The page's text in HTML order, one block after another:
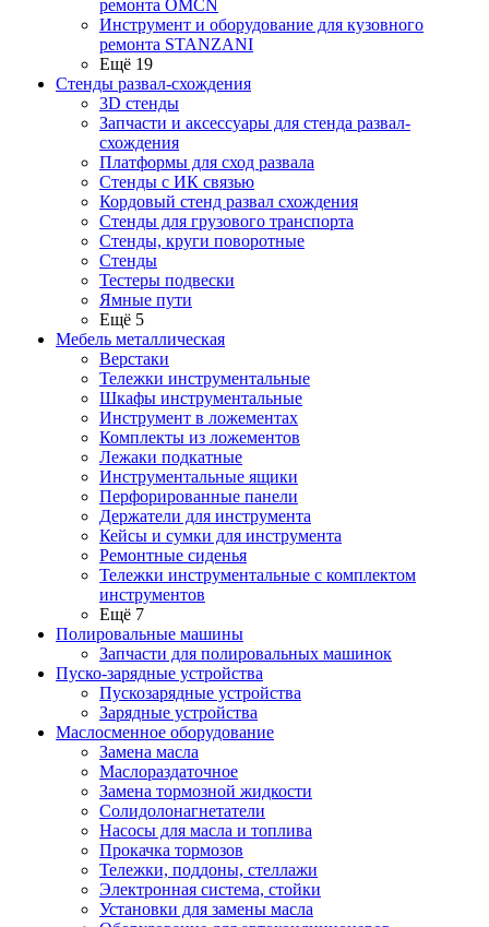
ремонта OMCN
Инструмент и оборудование для кузовного
ремонта STANZANI
Ещё 19
Стенды развал-схождения
3D стенды
Запчасти и аксессуары для стенда развал-
схождения
Платформы для сход развала
Стенды с ИК связью
Кордовый стенд развал схождения
Стенды для грузового транспорта
Стенды, круги поворотные
Стенды
Тестеры подвески
Ямные пути
Ещё 5
Мебель металлическая
Верстаки
Тележки инструментальные
Шкафы инструментальные
Инструмент в ложементах
Комплекты из ложементов
Лежаки подкатные
Инструментальные ящики
Перфорированные панели
Держатели для инструмента
Кейсы и сумки для инструмента
Ремонтные сиденья
Тележки инструментальные с комплектом
инструментов
Ещё 7
Полировальные машины
Запчасти для полировальных машинок
Пуско-зарядные устройства
Пускозарядные устройства
Зарядные устройства
Маслосменное оборудование
Замена масла
Маслораздаточное
Замена тормозной жидкости
Солидолонагнетатели
Насосы для масла и топлива
Прокачка тормозов
Тележки, поддоны, стеллажи
Электронная система, стойки
Установки для замены масла